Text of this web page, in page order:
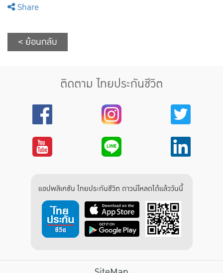
Share
< ย้อนกลับ
ติดตาม ไทยประกันชีวิต
แอปพลิเคชัน ไทยประกันชีวิต ดาวน์โหลดได้แล้ววันนี้